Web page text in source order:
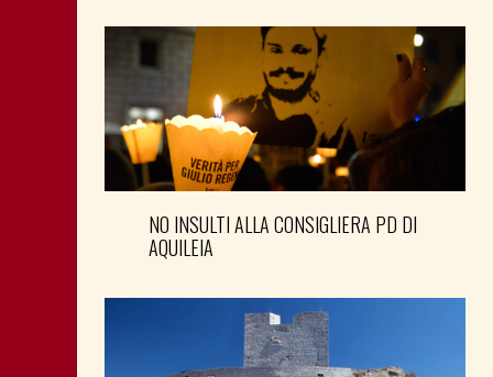
NO INSULTI ALLA CONSIGLIERA PD DI
AQUILEIA